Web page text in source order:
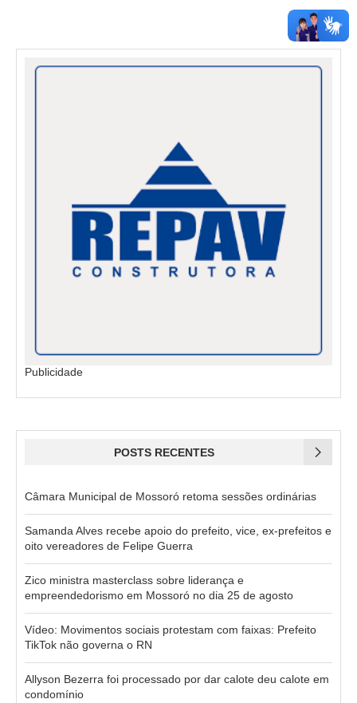
Publicidade
POSTS RECENTES
Câmara Municipal de Mossoró retoma sessões ordinárias
Samanda Alves recebe apoio do prefeito, vice, ex-prefeitos e
oito vereadores de Felipe Guerra
Zico ministra masterclass sobre liderança e
empreendedorismo em Mossoró no dia 25 de agosto
Vídeo: Movimentos sociais protestam com faixas: Prefeito
TikTok não governa o RN
Allyson Bezerra foi processado por dar calote deu calote em
condomínio